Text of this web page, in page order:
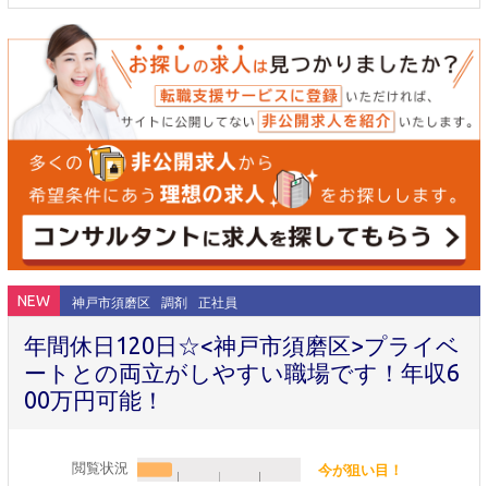
NEW 神戸市須磨区 調剤 正社員
年間休日120日☆<神戸市須磨区>プライベ
ートとの両立がしやすい職場です！年収6
00万円可能！
閲覧状況 今が狙い目！